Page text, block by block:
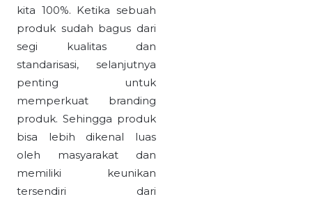
kita 100%. Ketika sebuah
produk sudah bagus dari
segi kualitas dan
standarisasi, selanjutnya
penting untuk
memperkuat branding
produk. Sehingga produk
bisa lebih dikenal luas
oleh masyarakat dan
memiliki keunikan
tersendiri dari